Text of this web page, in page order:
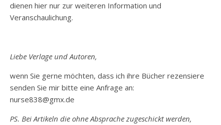
dienen hier nur zur weiteren Information und
Veranschaulichung.
Liebe Verlage und Autoren,
wenn Sie gerne möchten, dass ich ihre Bücher rezensiere
senden Sie mir bitte eine Anfrage an:
nurse838@gmx.de
PS. Bei Artikeln die ohne Absprache zugeschickt werden,